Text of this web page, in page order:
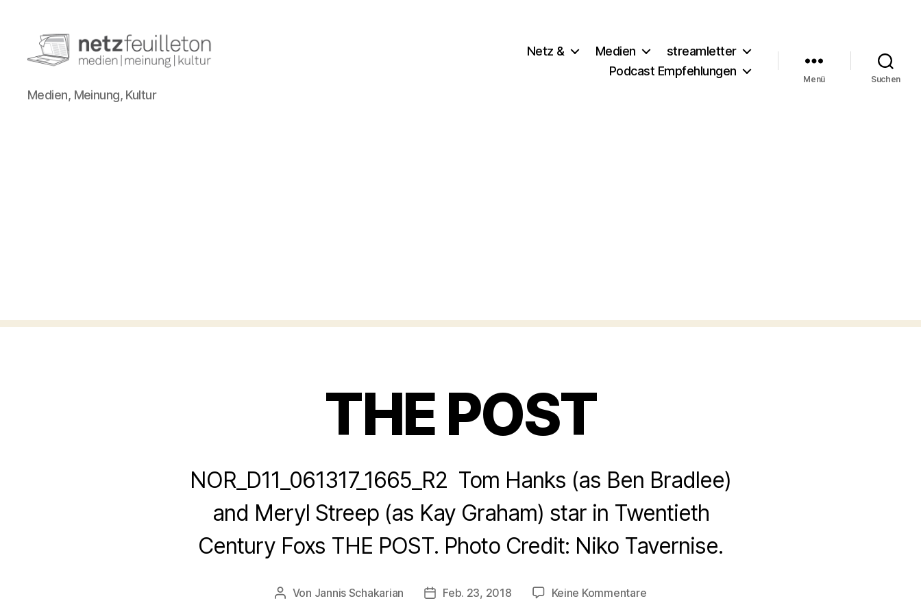
netzfeuilleton.de
Medien, Meinung, Kultur
Netz & Medien
streamletter
Podcast Empfehlungen
Menü Suchen
THE POST
NOR_D11_061317_1665_R2  Tom Hanks (as Ben Bradlee)
and Meryl Streep (as Kay Graham) star in Twentieth
Century Foxs THE POST. Photo Credit: Niko Tavernise.
Beitragsautor
Von Jannis Schakarian Veröffentlichungsdatum
Feb. 23, 2018 Keine Kommentarezu